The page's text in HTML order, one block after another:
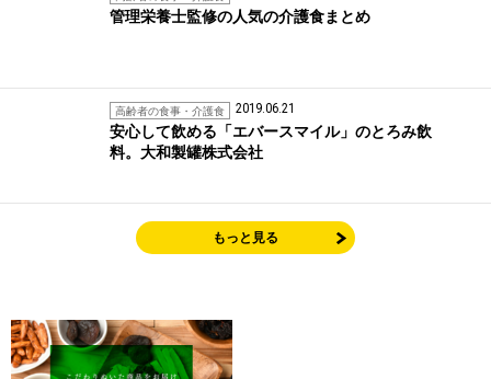
管理栄養士監修の人気の介護食まとめ
高齢者の食事・介護食 2019.06.21
安心して飲める「エバースマイル」のとろみ飲
料。大和製罐株式会社
もっと見る